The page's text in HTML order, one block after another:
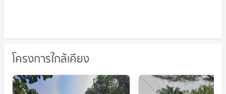
โครงการใกล้เคียง